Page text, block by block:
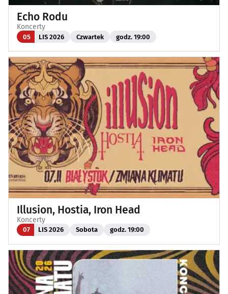
Echo Rodu
Koncerty
05 LIS 2026 Czwartek godz. 19:00
Illusion, Hostia, Iron Head
Koncerty
07 LIS 2026 Sobota godz. 19:00